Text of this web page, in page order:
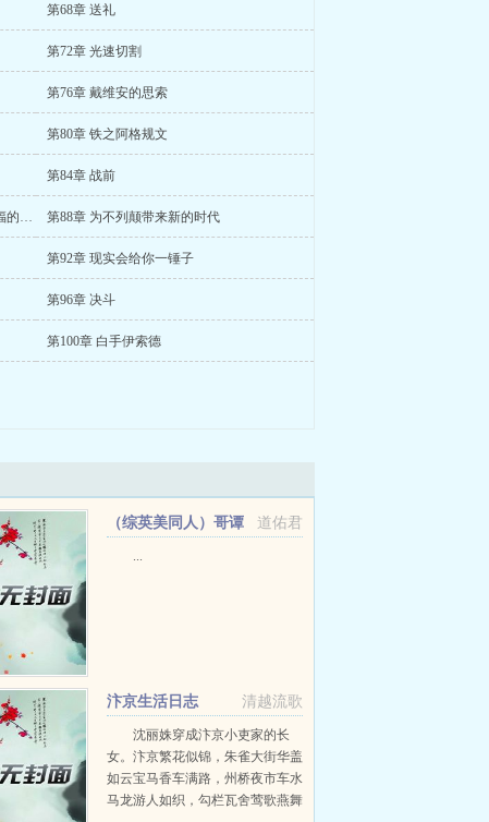
第68章 送礼
第72章 光速切割
第76章 戴维安的思索
第80章 铁之阿格规文
第84章 战前
第87章 相信吧相信那个人人都能获得幸福的世界 第88章 为不列颠带来新的时代
第92章 现实会给你一锤子
第96章 决斗
第100章 白手伊索德
道佑君
（综英美同人）哥谭
...
清越流歌
汴京生活日志
沈丽姝穿成汴京小吏家的长
女。汴京繁花似锦，朱雀大街华盖
如云宝马香车满路，州桥夜市车水
马龙游人如织，勾栏瓦舍莺歌燕舞